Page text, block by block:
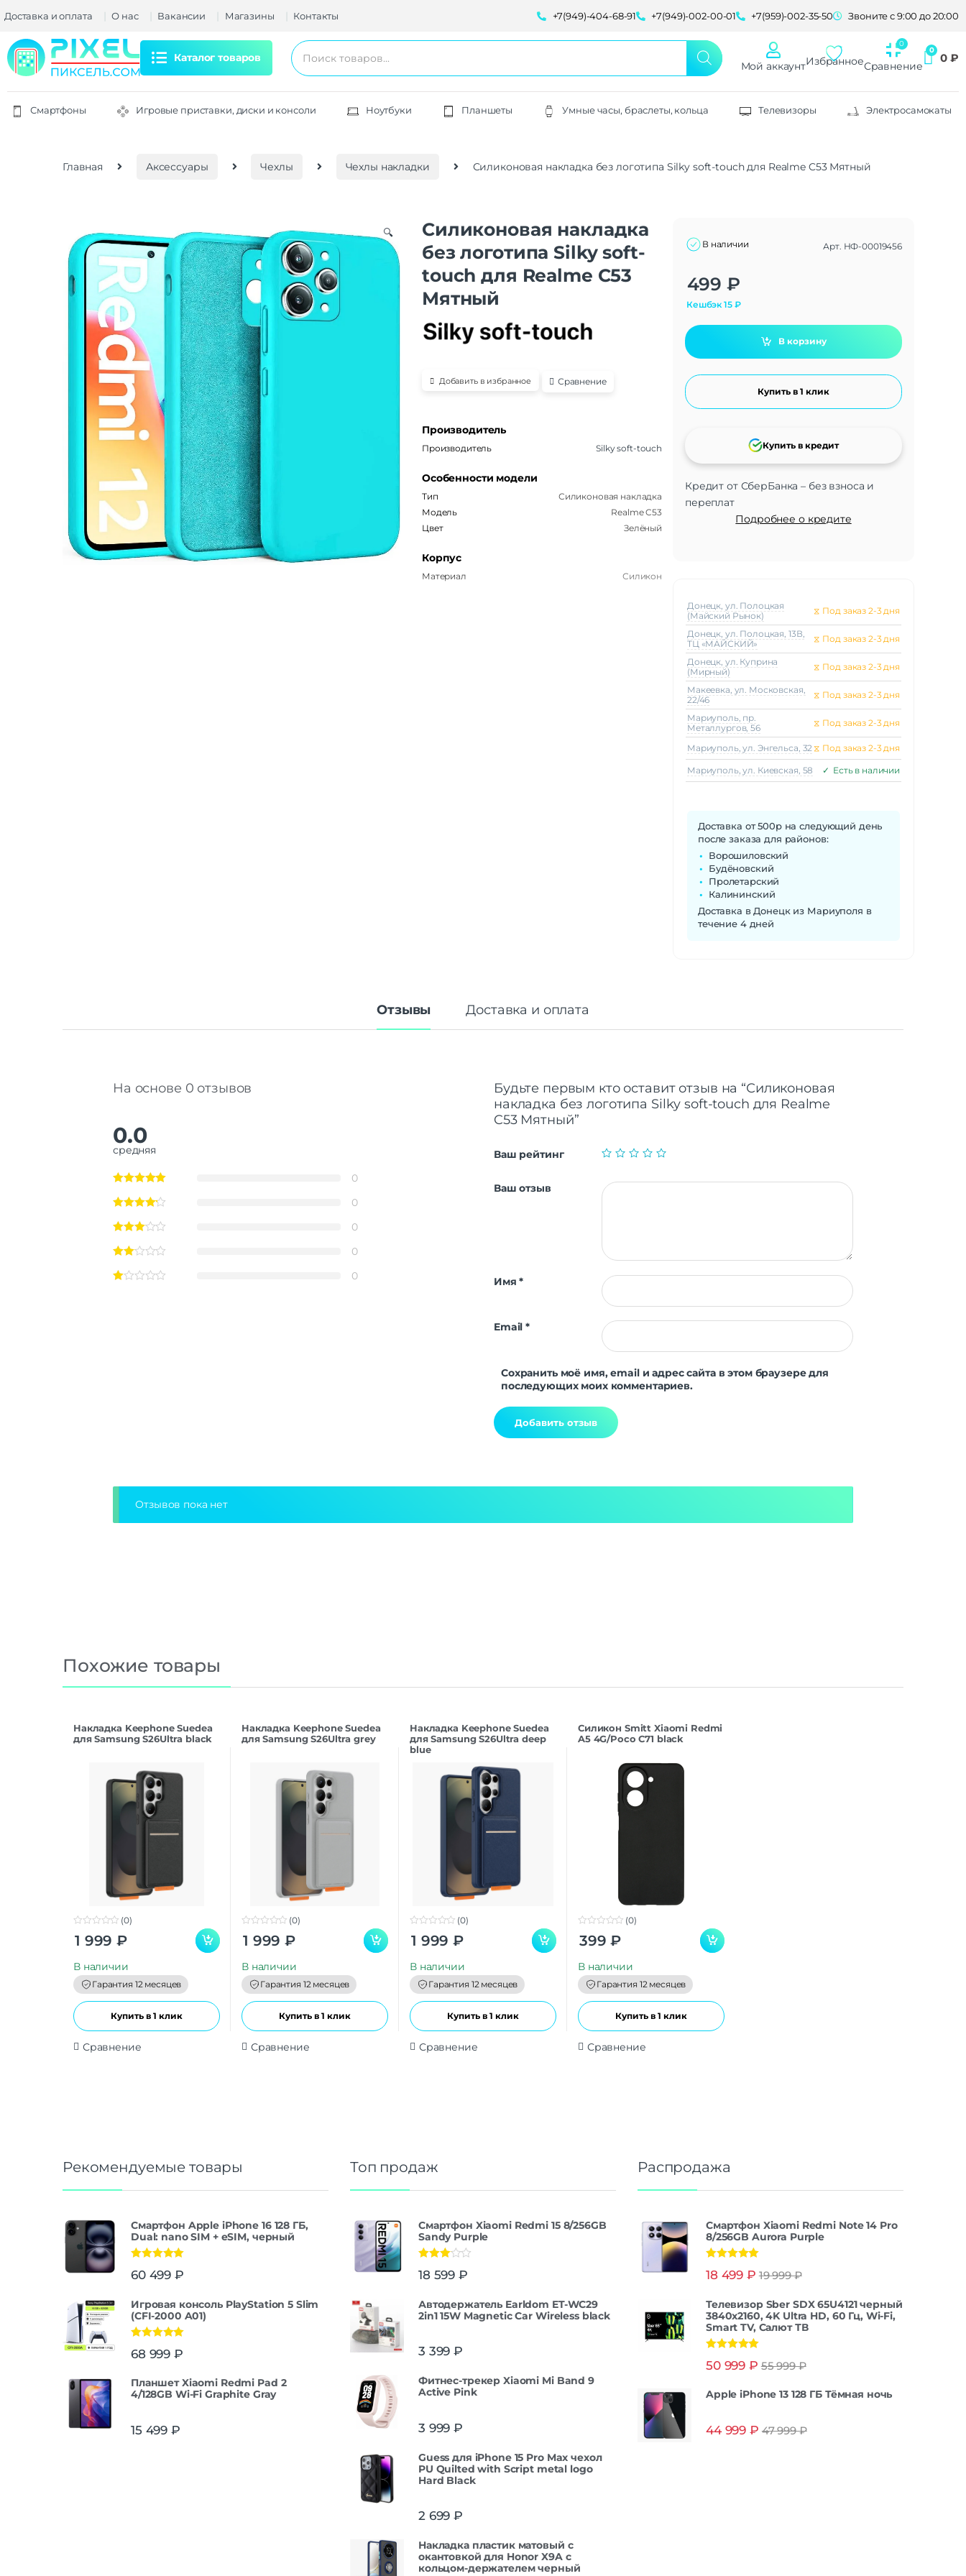
Доставка и оплата О нас Вакансии Магазины Контакты +7(949)-404-68-91 +7(949)-002-00-01 +7(959)-002-35-50 Звоните с 9:00 до 20:00
Каталог товаров
Мой аккаунтИзбранноеСравнение
0 ₽
Смартфоны Игровые приставки, диски и консоли Ноутбуки Планшеты Умные часы, браслеты, кольца Телевизоры Электросамокаты
Главная Аксессуары Чехлы Чехлы накладки Силиконовая накладка без логотипа Silky soft-touch для Realme C53 Мятный
🔍
Силиконовая накладка
без логотипа Silky soft-
touch для Realme C53
Мятный
Добавить в избранное Сравнение
Производитель
Производитель Silky soft-touch
Особенности модели
Тип
Силиконовая накладка
Модель
Realme C53
Цвет
Зелёный
Корпус
Материал Силикон
В наличии Арт. НФ-00019456
499 ₽
Кешбэк15₽
В корзину
Купить в 1 клик
Кредит от СберБанка – без взноса и
переплат
Подробнее о кредите
Купить в кредит
Alternative:
Донецк, ул. Полоцкая
(Майский Рынок)
⧖ Под заказ 2-3 дня
Донецк, ул. Полоцкая, 13В,
ТЦ «МАЙСКИЙ»
⧖ Под заказ 2-3 дня
Донецк, ул. Куприна
(Мирный)
⧖ Под заказ 2-3 дня
Макеeвка, ул. Московская,
22/46
⧖ Под заказ 2-3 дня
Мариуполь, пр.
Металлургов, 56
⧖ Под заказ 2-3 дня
Мариуполь, ул. Энгельса, 32 ⧖ Под заказ 2-3 дня
Мариуполь, ул. Киевская, 58 ✓ Есть в наличии
Доставка от 500р на следующий день
после заказа для районов:
Ворошиловский
Будёновский
Пролетарский
Калининский
Доставка в Донецк из Мариуполя в
течение 4 дней
Отзывы Доставка и оплата
На основе 0 отзывов
0.0
средняя
0
0
0
0
0
Будьте первым кто оставит отзыв на “Силиконовая
накладка без логотипа Silky soft-touch для Realme
C53 Мятный”
Ваш рейтинг
Ваш отзыв
Имя*
Email*
Сохранить моё имя, email и адрес сайта в этом браузере для
последующих моих комментариев.
Отзывов пока нет
Похожие товары
Накладка Keephone Suedea
для Samsung S26Ultra black
o
(0)
1 999 ₽
В наличии
Гарантия 12 месяцев
Купить в 1 клик
Сравнение
Накладка Keephone Suedea
для Samsung S26Ultra grey
o
(0)
1 999 ₽
В наличии
Гарантия 12 месяцев
Купить в 1 клик
Сравнение
Накладка Keephone Suedea
для Samsung S26Ultra deep
blue
o
(0)
1 999 ₽
В наличии
Гарантия 12 месяцев
Купить в 1 клик
Сравнение
Силикон Smitt Xiaomi Redmi
A5 4G/Poco C71 black
o
o
(0)
399 ₽
В наличии
Гарантия 12 месяцев
Купить в 1 клик
Сравнение
Рекомендуемые товары
Смартфон Apple iPhone 16 128 ГБ,
Dual: nano SIM + eSIM, черный
из 5
60 499 ₽
Игровая консоль PlayStation 5 Slim
(CFI-2000 A01)
из 5
68 999 ₽
Планшет Xiaomi Redmi Pad 2
4/128GB Wi-Fi Graphite Gray
15 499 ₽
Топ продаж
Смартфон Xiaomi Redmi 15 8/256GB
Sandy Purple
3.00из
18 599 ₽
Автодержатель Earldom ET-WC29
2in1 15W Magnetic Car Wireless black
3 399 ₽
Фитнес-трекер Xiaomi Mi Band 9
Active Pink
3 999 ₽
Guess для iPhone 15 Pro Max чехол
PU Quilted with Script metal logo
Hard Black
2 699 ₽
Накладка пластик матовый с
окантовкой для Honor X9A с
кольцом-держателем черный
Распродажа
Смартфон Xiaomi Redmi Note 14 Pro
8/256GB Aurora Purple
из 5
18 499 ₽ 19 999₽
Телевизор Sber SDX 65U4121 черный
3840x2160, 4K Ultra HD, 60 Гц, Wi-Fi,
Smart TV, Салют ТВ
из 5
50 999 ₽ 55 999₽
Apple iPhone 13 128 ГБ Тёмная ночь
44 999 ₽ 47 999₽